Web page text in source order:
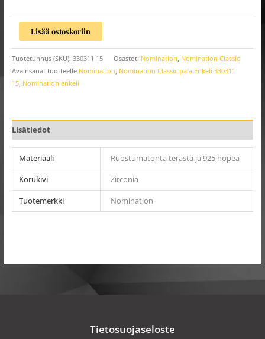
Lisää ostoskoriin
Tuotetunnus (SKU): 330311 15 Osastot: Nomination, Nomination Classic
Avainsanat tuotteelle Nomination, Nomination Classic pala Enkeli 330311
15, Nomination enkeli
Lisätiedot
Materiaali
Ruostumatonta terästä ja 925 hopea
Korukivi
Zirconia
Tuotemerkki
Nomination
Tietosuojaseloste